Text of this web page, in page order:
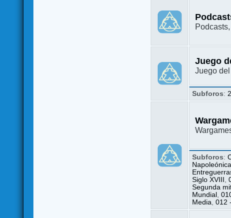
Juego
Juego
Subforos:
Subforos:
Siglo XVIII
,
Segunda
Mundial
,
Media ,012